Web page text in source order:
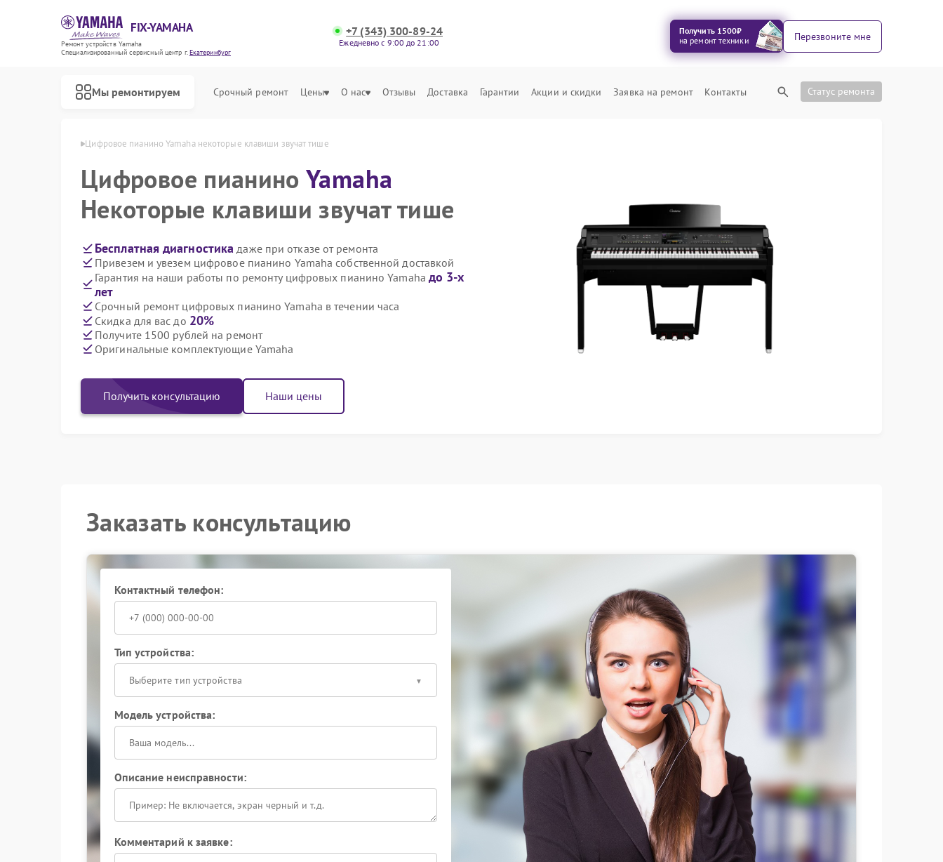
FIX-YAMAHA
Ремонт устройств Yamaha
Специализированный cервисный центр г.Екатеринбург
+7 (343) 300-89-24
Ежедневно с 9:00 до 21:00
Получить 1500₽
на ремонт техники
Перезвоните мне
Мы ремонтируем Срочный ремонт Цены О нас Отзывы Доставка Гарантии Акции и скидки Заявка на ремонт Контакты Статус ремонта
в Екатеринбурге Цифровое пианино Yamaha некоторые клавиши звучат тише
Цифровое пианиноYamaha
Некоторые клавиши звучат тише
Бесплатная диагностика даже при отказе от ремонта
Привезем и увезем цифровое пианино Yamaha собственной доставкой
Гарантия на наши работы по ремонту цифровых пианино Yamaha до 3-х
лет
Срочный ремонт цифровых пианино Yamaha в течении часа
Скидка для вас до 20%
Получите 1500 рублей на ремонт
Оригинальные комплектующие Yamaha
Получить консультацию Наши цены
Заказать консультацию
Контактный телефон:
Тип устройства:
Выберите тип устройства
Модель устройства:
Описание неисправности:
Комментарий к заявке: